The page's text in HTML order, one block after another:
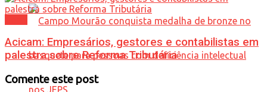
Acicam: Empresários, gestores e contabilistas em
palestra sobre Reforma Tributária
Comente este post